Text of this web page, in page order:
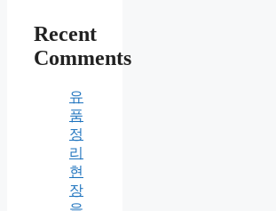
Recent
Comments
유
품
정
리
현
장